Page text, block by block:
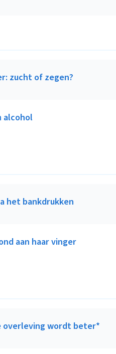
zucht of zegen?
alcohol
het bankdrukken
aan haar vinger
overleving wordt beter*